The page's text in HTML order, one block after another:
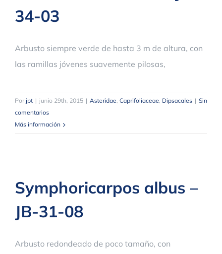
34-03
Arbusto siempre verde de hasta 3 m de altura, con
las ramillas jóvenes suavemente pilosas,
Por jpt | junio 29th, 2015 | Asteridae, Caprifoliaceae, Dipsacales | Sin
comentarios
Más información
Symphoricarpos albus –
JB-31-08
Arbusto redondeado de poco tamaño, con